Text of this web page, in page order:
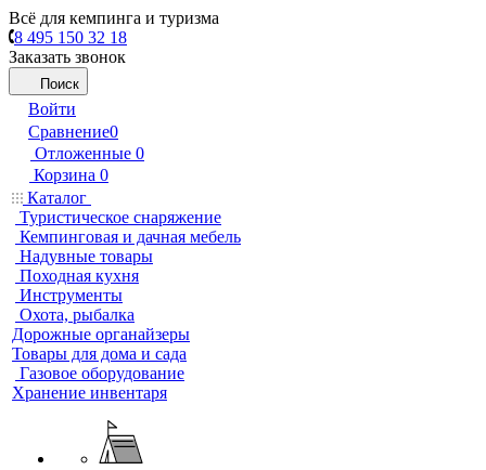
Всё для кемпинга и туризма
8 495 150 32 18
Заказать звонок
Поиск
Войти
Сравнение0
Отложенные 0
Корзина 0
Каталог
Туристическое снаряжение
Кемпинговая и дачная мебель
Надувные товары
Походная кухня
Инструменты
Охота, рыбалка
Дорожные органайзеры
Товары для дома и сада
Газовое оборудование
Хранение инвентаря